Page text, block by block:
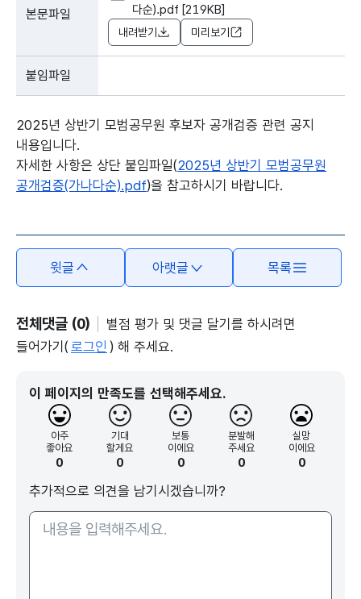
본문파일
다순).pdf [219KB]
내려받기 미리보기
붙임파일
2025년 상반기 모범공무원 후보자 공개검증 관련 공지
내용입니다.
자세한 사항은 상단 붙임파일(2025년 상반기 모범공무원
공개검증(가나다순).pdf)을 참고하시기 바랍니다.
윗글 아랫글 목록
전체댓글 (0)
별점 평가 및 댓글 달기를 하시려면
들어가기( 로그인 ) 해 주세요.
이 페이지의 만족도를 선택해주세요.
아주
좋아요
0
기대
할게요
0
보통
이에요
0
분발해
주세요
0
실망
이에요
0
추가적으로 의견을 남기시겠습니까?